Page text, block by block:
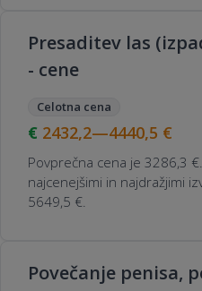
Presaditev las
- cene
Celotna cena
2432,2—4440,5 €
Povprečna cena je 3286,3
najcenejšimi in najdražjimi
5649,5 €.
Povečanje penisa,